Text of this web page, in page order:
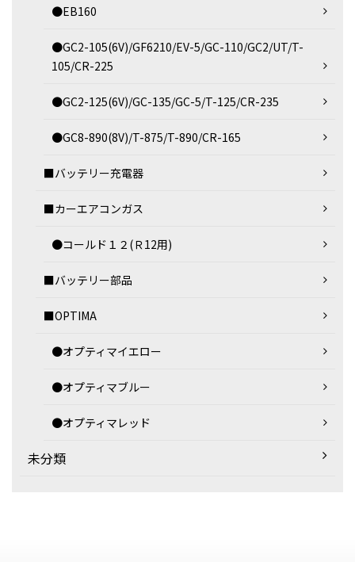
●EB160
●GC2-105(6V)/GF6210/EV-5/GC-110/GC2/UT/T-
105/CR-225
●GC2-125(6V)/GC-135/GC-5/T-125/CR-235
●GC8-890(8V)/T-875/T-890/CR-165
■バッテリー充電器
■カーエアコンガス
●コールド１２(Ｒ12用)
■バッテリー部品
■OPTIMA
●オプティマイエロー
●オプティマブルー
●オプティマレッド
未分類